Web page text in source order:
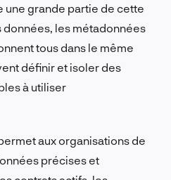
une grande partie de cette
les métadonnées
tous dans le même
définir et isoler des
à utiliser
aux organisations de
précises et